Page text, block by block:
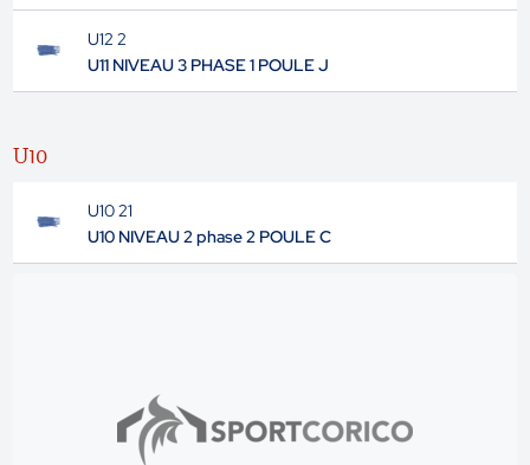
U12 2
U11 NIVEAU 3 PHASE 1 POULE J
U10
U10 21
U10 NIVEAU 2 phase 2 POULE C